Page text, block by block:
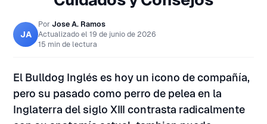
JA
Por Jose A. Ramos
Actualizado el 19 de junio de 2026
15 min de lectura
El Bulldog Inglés es hoy un icono de compañía,
pero su pasado como perro de pelea en la
Inglaterra del siglo XIII contrasta radicalmente